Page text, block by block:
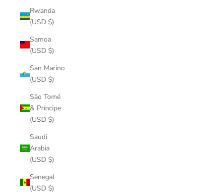
Rwanda
(USD $)
Samoa
(USD $)
San Marino
(USD $)
São Tomé
& Príncipe
(USD $)
Saudi
Arabia
(USD $)
Senegal
(USD $)